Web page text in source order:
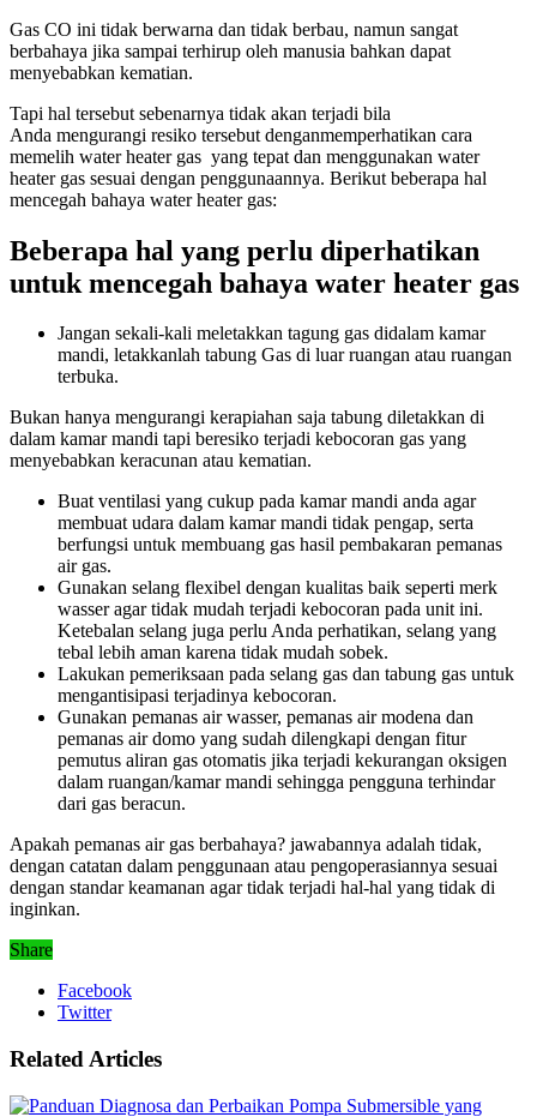
Gas CO ini tidak berwarna dan tidak berbau, namun sangat
berbahaya jika sampai terhirup oleh manusia bahkan dapat
menyebabkan kematian.
Tapi hal tersebut sebenarnya tidak akan terjadi bila
Anda mengurangi resiko tersebut denganmemperhatikan cara
memelih water heater gas yang tepat dan menggunakan water
heater gas sesuai dengan penggunaannya. Berikut beberapa hal
mencegah bahaya water heater gas:
Beberapa hal yang perlu diperhatikan
untuk mencegah bahaya water heater gas
Jangan sekali-kali meletakkan tagung gas didalam kamar
mandi, letakkanlah tabung Gas di luar ruangan atau ruangan
terbuka.
Bukan hanya mengurangi kerapiahan saja tabung diletakkan di
dalam kamar mandi tapi beresiko terjadi kebocoran gas yang
menyebabkan keracunan atau kematian.
Buat ventilasi yang cukup pada kamar mandi anda agar
membuat udara dalam kamar mandi tidak pengap, serta
berfungsi untuk membuang gas hasil pembakaran pemanas
air gas.
Gunakan selang flexibel dengan kualitas baik seperti merk
wasser agar tidak mudah terjadi kebocoran pada unit ini.
Ketebalan selang juga perlu Anda perhatikan, selang yang
tebal lebih aman karena tidak mudah sobek.
Lakukan pemeriksaan pada selang gas dan tabung gas untuk
mengantisipasi terjadinya kebocoran.
Gunakan pemanas air wasser, pemanas air modena dan
pemanas air domo yang sudah dilengkapi dengan fitur
pemutus aliran gas otomatis jika terjadi kekurangan oksigen
dalam ruangan/kamar mandi sehingga pengguna terhindar
dari gas beracun.
Apakah pemanas air gas berbahaya? jawabannya adalah tidak,
dengan catatan dalam penggunaan atau pengoperasiannya sesuai
dengan standar keamanan agar tidak terjadi hal-hal yang tidak di
inginkan.
Share
Facebook
Twitter
Related Articles